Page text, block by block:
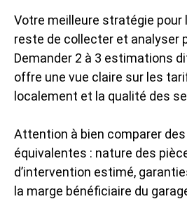
Votre meilleure stratégie pour
reste de collecter et analyser
Demander 2 à 3 estimations
offre une vue claire sur les
localement et la qualité des
Attention à bien comparer
équivalentes : nature des
d’intervention estimé,
la marge bénéficiaire du